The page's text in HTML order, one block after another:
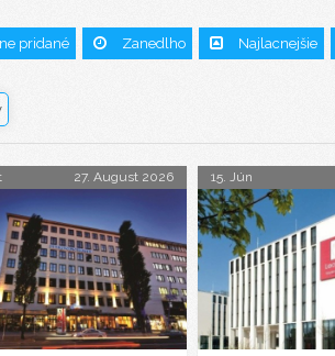
pridané Zanedlho Najlacnejšie
27. August 2026 15. Jún